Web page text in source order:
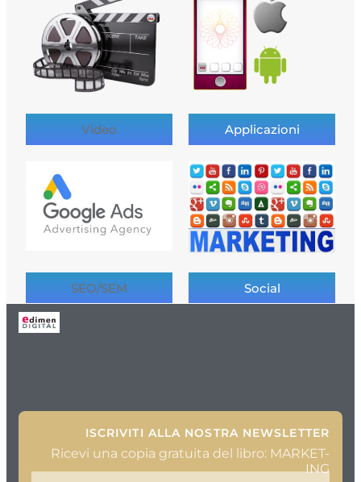
Video Applicazioni
SEO/SEM Social
ISCRIVITI ALLA NOSTRA NEWSLETTER
Ricevi una copia gratuita del libro: MARKET-
ING